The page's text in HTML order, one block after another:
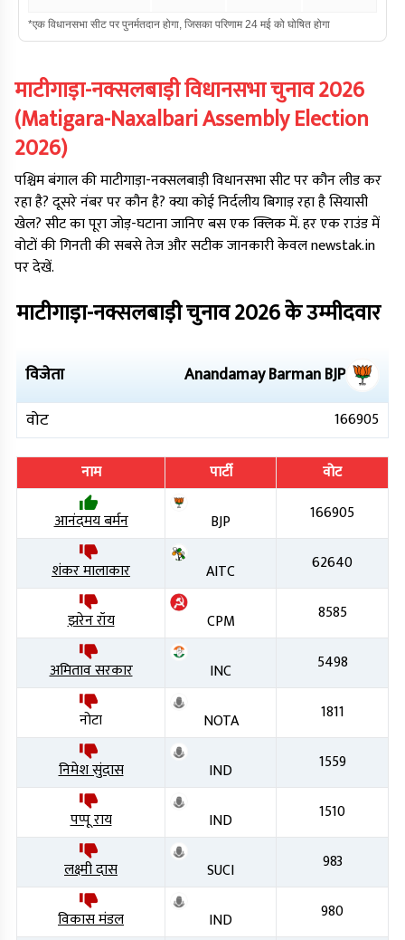
माटीगाड़ा-नक्सलबाड़ीविधानसभा चुनाव2026
(Matigara-NaxalbariAssembly Election
2026)
पश्चिम बंगालकीमाटीगाड़ा-नक्सलबाड़ीविधानसभा सीट पर कौन लीड कर
रहा है? दूसरे नंबर पर कौन है? क्या कोई निर्दलीय बिगाड़ रहा है सियासी
खेल? सीट का पूरा जोड़-घटाना जानिए बस एक क्लिक में. हर एक राउंड में
वोटों की गिनती की सबसे तेज और सटीक जानकारी केवल newstak.in
पर देखें.
माटीगाड़ा-नक्सलबाड़ीचुनाव2026के उम्मीदवार
विजेता Anandamay BarmanBJP
वोट
166905
नाम पार्टी
वोट
आनंदमय बर्मन
BJP 166905
शंकर मालाकार AITC 62640
झरेन रॉय CPM 8585
अमिताव सरकार INC 5498
नोटा NOTA 1811
निमेश सुंदास IND 1559
पप्पू राय IND 1510
लक्ष्मी दास SUCI 983
विकास मंडल IND 980